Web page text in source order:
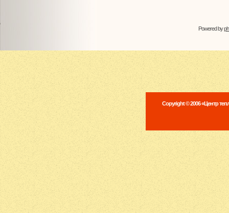
Powered by
Copyright © 2006 «Центр